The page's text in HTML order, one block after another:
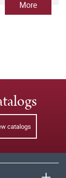
More
catalogs